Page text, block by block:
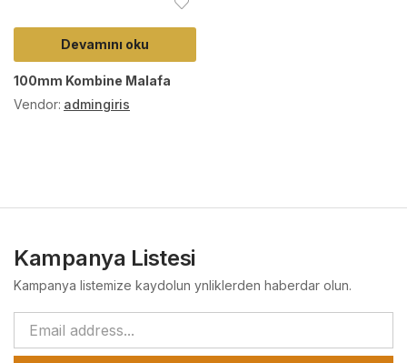
Devamını oku
100mm Kombine Malafa
Vendor: admingiris
Kampanya Listesi
Kampanya listemize kaydolun ynliklerden haberdar olun.